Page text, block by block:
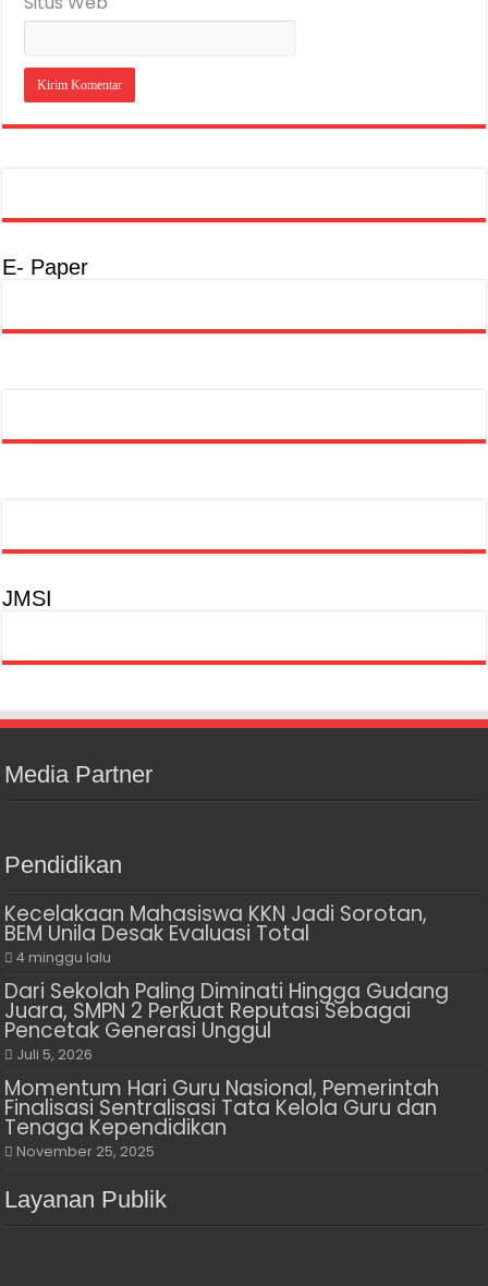
E- Paper
JMSI
Media Partner
Pendidikan
Kecelakaan Mahasiswa KKN Jadi Sorotan,
BEM Unila Desak Evaluasi Total
4 minggu lalu
Dari Sekolah Paling Diminati Hingga Gudang
Juara, SMPN 2 Perkuat Reputasi Sebagai
Pencetak Generasi Unggul
Juli 5, 2026
Momentum Hari Guru Nasional, Pemerintah
Finalisasi Sentralisasi Tata Kelola Guru dan
Tenaga Kependidikan
November 25, 2025
Layanan Publik